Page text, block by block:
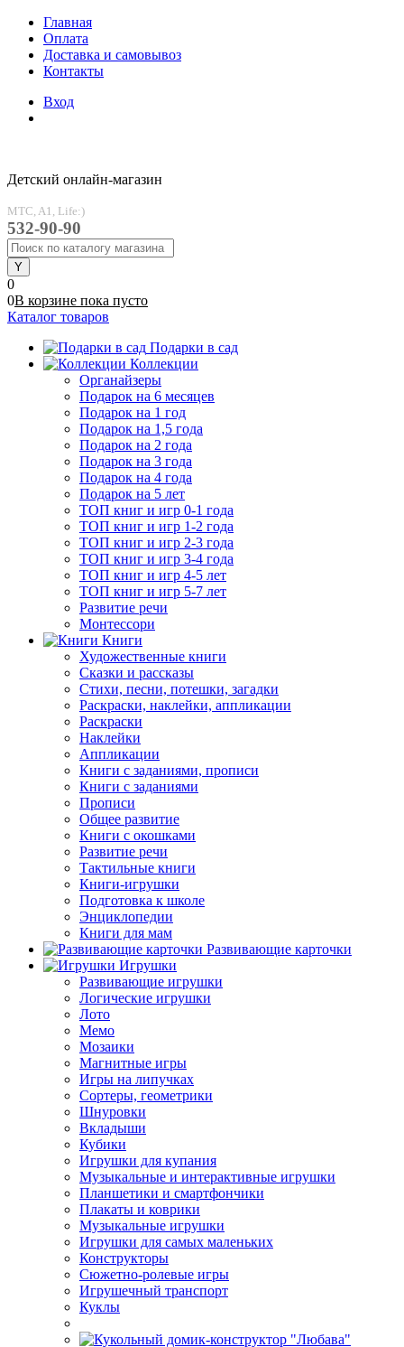
Главная
Оплата
Доставка и самовывоз
Контакты
Вход
Детский онлайн-магазин
MTC, A1, Life:)
532-90-90
0
0В корзине пока пусто
Каталог товаров
Подарки в сад
Коллекции
Органайзеры
Подарок на 6 месяцев
Подарок на 1 год
Подарок на 1,5 года
Подарок на 2 года
Подарок на 3 года
Подарок на 4 года
Подарок на 5 лет
ТОП книг и игр 0-1 года
ТОП книг и игр 1-2 года
ТОП книг и игр 2-3 года
ТОП книг и игр 3-4 года
ТОП книг и игр 4-5 лет
ТОП книг и игр 5-7 лет
Развитие речи
Монтессори
Книги
Художественные книги
Сказки и рассказы
Стихи, песни, потешки, загадки
Раскраски, наклейки, аппликации
Раскраски
Наклейки
Аппликации
Книги с заданиями, прописи
Книги с заданиями
Прописи
Общее развитие
Книги с окошками
Развитие речи
Тактильные книги
Книги-игрушки
Подготовка к школе
Энциклопедии
Книги для мам
Развивающие карточки
Игрушки
Развивающие игрушки
Логические игрушки
Лото
Мемо
Мозаики
Магнитные игры
Игры на липучках
Сортеры, геометрики
Шнуровки
Вкладыши
Кубики
Игрушки для купания
Музыкальные и интерактивные игрушки
Планшетики и смартфончики
Плакаты и коврики
Музыкальные игрушки
Игрушки для самых маленьких
Конструкторы
Сюжетно-ролевые игры
Игрушечный транспорт
Куклы